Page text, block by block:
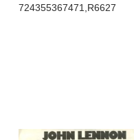
724355367471,R6627